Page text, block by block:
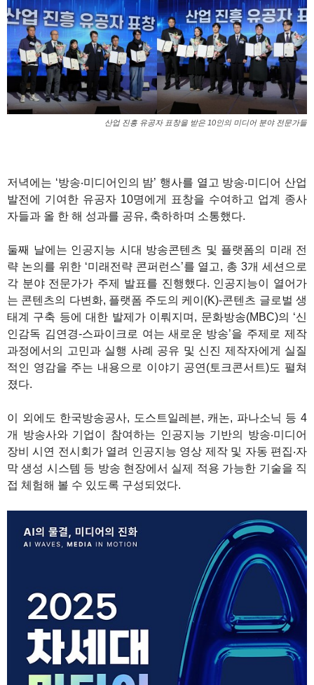
산업 진흥 유공자 표창을 받은 10인의 미디어 분야 전문가들
저녁에는 ‘방송‧미디어인의 밤’ 행사를 열고 방송‧미디어 산업
발전에 기여한 유공자 10명에게 표창을 수여하고 업계 종사
자들과 올 한 해 성과를 공유, 축하하며 소통했다.
둘째 날에는 인공지능 시대 방송콘텐츠 및 플랫폼의 미래 전
략 논의를 위한 ‘미래전략 콘퍼런스’를 열고, 총 3개 세션으로
각 분야 전문가가 주제 발표를 진행했다. 인공지능이 열어가
는 콘텐츠의 다변화, 플랫폼 주도의 케이(K)-콘텐츠 글로벌 생
태계 구축 등에 대한 발제가 이뤄지며, 문화방송(MBC)의 ‘신
인감독 김연경-스파이크로 여는 새로운 방송’을 주제로 제작
과정에서의 고민과 실행 사례 공유 및 신진 제작자에게 실질
적인 영감을 주는 내용으로 이야기 공연(토크콘서트)도 펼쳐
졌다.
이 외에도 한국방송공사, 도스트일레븐, 캐논, 파나소닉 등 4
개 방송사와 기업이 참여하는 인공지능 기반의 방송‧미디어
장비 시연 전시회가 열려 인공지능 영상 제작 및 자동 편집‧자
막 생성 시스템 등 방송 현장에서 실제 적용 가능한 기술을 직
접 체험해 볼 수 있도록 구성되었다.